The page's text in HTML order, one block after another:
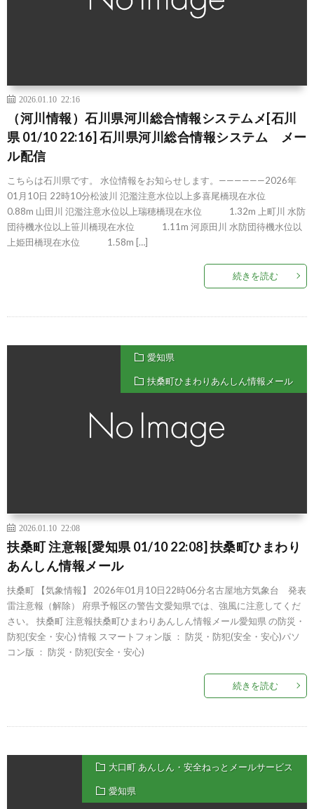
2026.01.10 22:16
（河川情報）石川県河川総合情報システムメ[石川
県 01/10 22:16] 石川県河川総合情報システム メー
ル配信
こちらは石川県です。 水位情報をお知らせします。——————2026年
01月10日 22時10分松波川 氾濫注意水位以上多喜尾橋現在水位
0.88m 山田川 氾濫注意水位以上瑞穂橋現在水位 1.32m 上町川 水防
団待機水位以上笹川橋現在水位 1.11m 河原田川 水防団待機水位以
上姫田橋現在水位 1.58m […]
続きを読む
愛知県
扶桑町ひまわりあんしん情報メール
2026.01.10 22:08
扶桑町 注意報[愛知県 01/10 22:08] 扶桑町ひまわり
あんしん情報メール
扶桑町 【気象情報】 2026年01月10日22時06分名古屋地方気象台 発表
雷注意報（解除） 府県予報区の警告文愛知県では、強風に注意してくだ
さい。 扶桑町 注意報扶桑町ひまわりあんしん情報メール愛知県 の防災・
防犯(安全・安心) 情報 スマートフォン版 ： 防災・防犯(安全・安心)パソ
コン版 ： 防災・防犯(安全・安心)
続きを読む
大口町 あんしん・安全ねっとメールサービス
愛知県